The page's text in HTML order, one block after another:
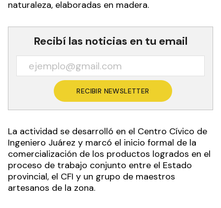
naturaleza, elaboradas en madera.
Recibí las noticias en tu email
RECIBIR NEWSLETTER
La actividad se desarrolló en el Centro Cívico de
Ingeniero Juárez y marcó el inicio formal de la
comercialización de los productos logrados en el
proceso de trabajo conjunto entre el Estado
provincial, el CFI y un grupo de maestros
artesanos de la zona.